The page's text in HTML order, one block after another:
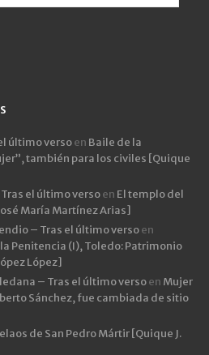
último versoen Baile de la
también para los civiles [Quique
el último versoen El templo del
María Martínez Arias]
– Tras el último versoen
Penitencia (I), Toledo: Patrimonio
López]
– Tras el último versoen Mujer
Sánchez, fue cambiada de sitio
de San Pedro Mártir [Quique J.